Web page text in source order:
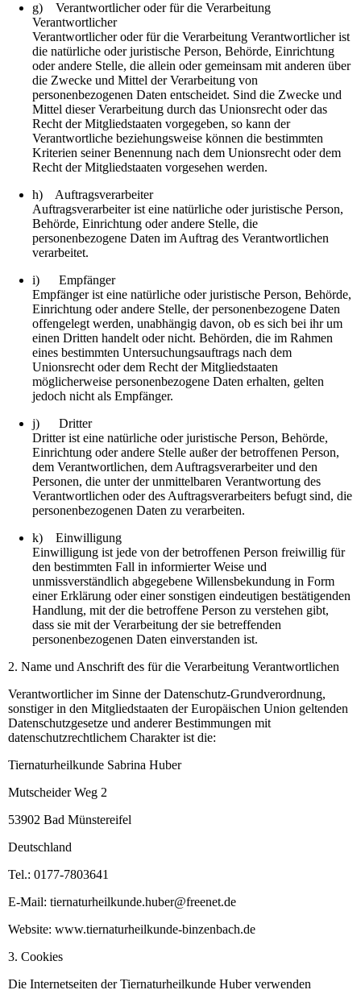
g) Verantwortlicher oder für die Verarbeitung
Verantwortlicher
Verantwortlicher oder für die Verarbeitung Verantwortlicher ist
die natürliche oder juristische Person, Behörde, Einrichtung
oder andere Stelle, die allein oder gemeinsam mit anderen über
die Zwecke und Mittel der Verarbeitung von
personenbezogenen Daten entscheidet. Sind die Zwecke und
Mittel dieser Verarbeitung durch das Unionsrecht oder das
Recht der Mitgliedstaaten vorgegeben, so kann der
Verantwortliche beziehungsweise können die bestimmten
Kriterien seiner Benennung nach dem Unionsrecht oder dem
Recht der Mitgliedstaaten vorgesehen werden.
h) Auftragsverarbeiter
Auftragsverarbeiter ist eine natürliche oder juristische Person,
Behörde, Einrichtung oder andere Stelle, die
personenbezogene Daten im Auftrag des Verantwortlichen
verarbeitet.
i) Empfänger
Empfänger ist eine natürliche oder juristische Person, Behörde,
Einrichtung oder andere Stelle, der personenbezogene Daten
offengelegt werden, unabhängig davon, ob es sich bei ihr um
einen Dritten handelt oder nicht. Behörden, die im Rahmen
eines bestimmten Untersuchungsauftrags nach dem
Unionsrecht oder dem Recht der Mitgliedstaaten
möglicherweise personenbezogene Daten erhalten, gelten
jedoch nicht als Empfänger.
j) Dritter
Dritter ist eine natürliche oder juristische Person, Behörde,
Einrichtung oder andere Stelle außer der betroffenen Person,
dem Verantwortlichen, dem Auftragsverarbeiter und den
Personen, die unter der unmittelbaren Verantwortung des
Verantwortlichen oder des Auftragsverarbeiters befugt sind, die
personenbezogenen Daten zu verarbeiten.
k) Einwilligung
Einwilligung ist jede von der betroffenen Person freiwillig für
den bestimmten Fall in informierter Weise und
unmissverständlich abgegebene Willensbekundung in Form
einer Erklärung oder einer sonstigen eindeutigen bestätigenden
Handlung, mit der die betroffene Person zu verstehen gibt,
dass sie mit der Verarbeitung der sie betreffenden
personenbezogenen Daten einverstanden ist.
2. Name und Anschrift des für die Verarbeitung Verantwortlichen
Verantwortlicher im Sinne der Datenschutz-Grundverordnung,
sonstiger in den Mitgliedstaaten der Europäischen Union geltenden
Datenschutzgesetze und anderer Bestimmungen mit
datenschutzrechtlichem Charakter ist die:
Tiernaturheilkunde Sabrina Huber
Mutscheider Weg 2
53902 Bad Münstereifel
Deutschland
Tel.: 0177-7803641
E-Mail: tiernaturheilkunde.huber@freenet.de
Website: www.tiernaturheilkunde-binzenbach.de
3. Cookies
Die Internetseiten der Tiernaturheilkunde Huber verwenden